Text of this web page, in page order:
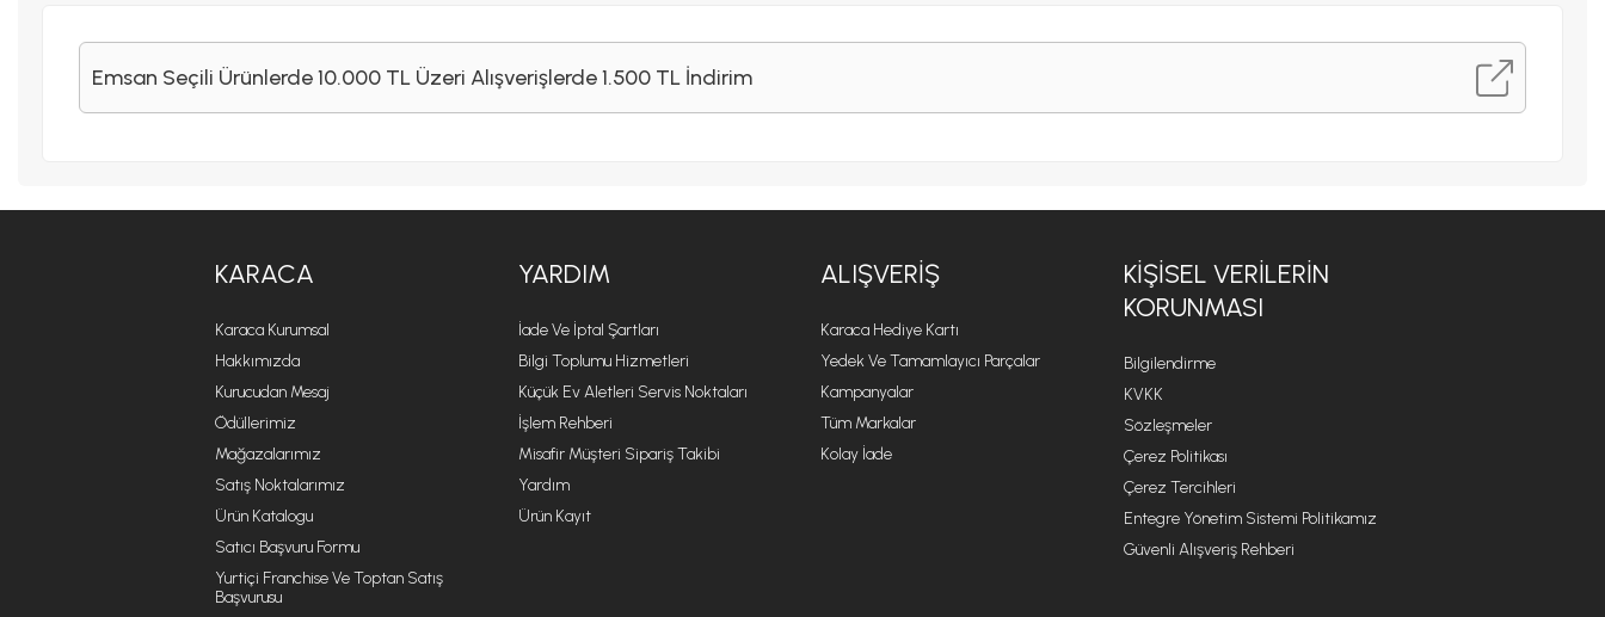
Emsan Seçili Ürünlerde 10.000 TL Üzeri Alışverişlerde 1.500 TL İndirim
KARACA
Karaca Kurumsal
Hakkımızda
Kurucudan Mesaj
Ödüllerimiz
Mağazalarımız
Satış Noktalarımız
Ürün Katalogu
Satıcı Başvuru Formu
Yurtiçi Franchise Ve Toptan Satış
Başvurusu
YARDIM
İade Ve İptal Şartları
Bilgi Toplumu Hizmetleri
Küçük Ev Aletleri Servis Noktaları
İşlem Rehberi
Misafir Müşteri Sipariş Takibi
Yardım
Ürün Kayıt
ALIŞVERIŞ
Karaca Hediye Kartı
Yedek Ve Tamamlayıcı Parçalar
Kampanyalar
Tüm Markalar
Kolay İade
KIŞISEL VERILERIN
KORUNMASI
Bilgilendirme
KVKK
Sözleşmeler
Çerez Politikası
Çerez Tercihleri
Entegre Yönetim Sistemi Politikamız
Güvenli Alışveriş Rehberi